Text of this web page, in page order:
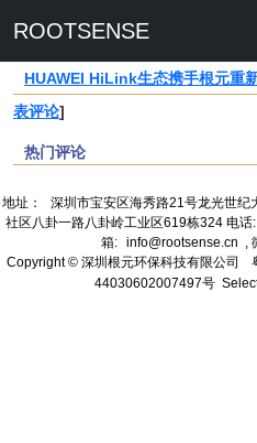
ROOTSENSE
HUAWEI HiLink生态携手根元重
表评论]
热门评论
地址： 深圳市宝安区海秀路21号龙光世纪
社区八卦一路八卦岭工业区619栋324 电话:
箱: info@rootsense.cn ,
Copyright © 深圳根元环保科技有限公司
44030602007497号